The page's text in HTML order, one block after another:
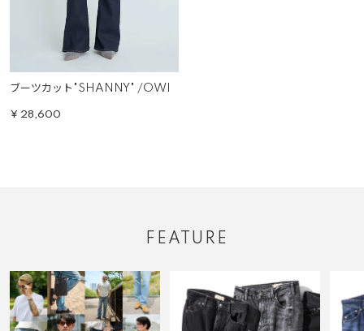
ブーツカット"SHANNY" /OWI
¥ 28,600
FEATURE